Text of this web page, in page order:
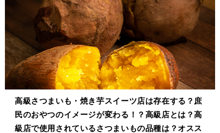
高級さつまいも・焼き芋スイーツ店は存在する？庶
民のおやつのイメージが変わる！？高級店とは？高
級店で使用されているさつまいもの品種は？オスス